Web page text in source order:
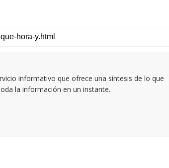
informativo que ofrece una síntesis de lo que
la información en un instante.